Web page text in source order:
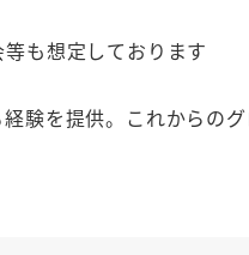
も想定しております
験を提供。これからの